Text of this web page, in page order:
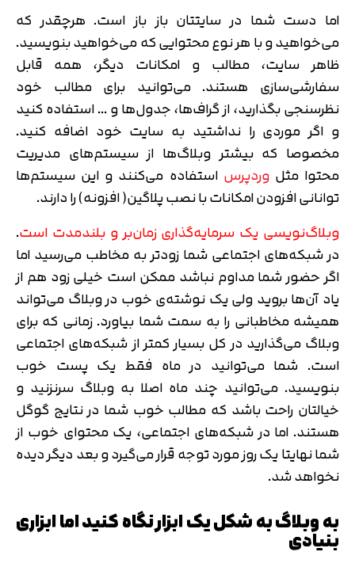
اما دست شما در سایتتان باز باز است. هرچقدر که
می‌خواهید و با هر نوع محتوایی که می‌خواهید بنویسید.
ظاهر سایت، مطالب و امکانات دیگر، همه قابل
سفارشی‌سازی هستند. می‌توانید برای مطالب خود
نظر‌سنجی بگذارید، از گراف‌ها، جدول‌ها و … استفاده کنید
و اگر موردی را نداشتید به سایت خود اضافه کنید.
مخصوصا که بیشتر وبلاگ‌ها از سیستم‌های مدیریت
محتوا مثلوردپرس استفاده می‌کنند و این سیستم‌ها
توانانی افزودن امکانات با نصب پلاگین( افزونه) را دارند.
وبلاگ‌نویسی یک سرمایه‌گذاری زمان‌بر و بلندمدت است.
در شبکه‌های اجتماعی شما زودتر به مخاطب می‌رسید اما
اگر حضور شما مداوم نباشد ممکن است خیلی زود هم از
یاد آن‌ها بروید ولی یک نوشته‌ی خوب در وبلاگ می‌تواند
همیشه مخاطبانی را به سمت شما بیاورد. زمانی که برای
وبلاگ می‌گذارید در کل بسیار کمتر از شبکه‌های اجتماعی
است. شما می‌توانید در ماه فقط یک پست خوب
بنویسید. می‌توانید چند ماه اصلا به وبلاگ سرنزنید و
خیالتان راحت باشد که مطالب خوب شما در نتایج گوگل
هستند. اما در شبکه‌های اجتماعی، یک محتوای خوب از
شما نهایتا یک روز مورد توجه قرار می‌گیرد و بعد دیگر دیده
نخواهد شد.
به وبلاگ به شکل یک ابزار نگاه کنید اما ابزاری
بنیادی